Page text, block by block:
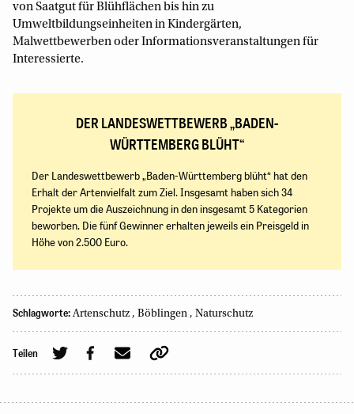
von Saatgut für Blühflächen bis hin zu
Umweltbildungseinheiten in Kindergärten,
Malwettbewerben oder Informationsveranstaltungen für
Interessierte.
DER LANDESWETTBEWERB „BADEN-
WÜRTTEMBERG BLÜHT“
Der Landeswettbewerb „Baden-Württemberg blüht“ hat den
Erhalt der Artenvielfalt zum Ziel. Insgesamt haben sich 34
Projekte um die Auszeichnung in den insgesamt 5 Kategorien
beworben. Die fünf Gewinner erhalten jeweils ein Preisgeld in
Höhe von 2.500 Euro.
Schlagworte: Artenschutz , Böblingen , Naturschutz
Teilen